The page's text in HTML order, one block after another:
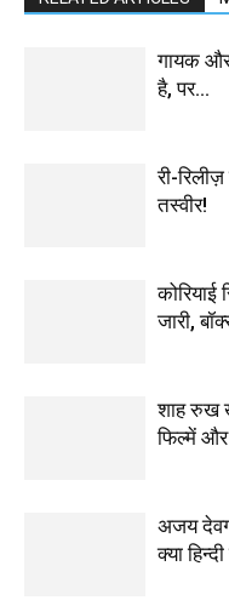
गायक और
है, पर…
री-
तस्वीर!
जारी,
शाह रुख
फिल्में
अजय
क्या